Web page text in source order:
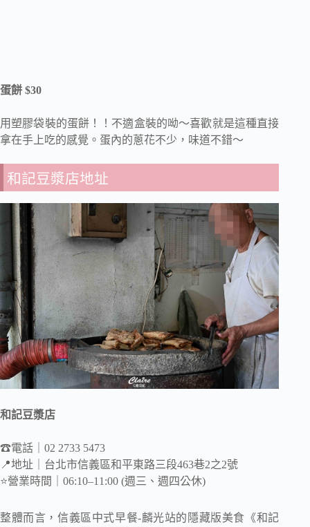
蛋餅 $30
用塑膠袋裝的蛋餅！！不適盒裝的呦～喜歡就是這種直接
拿在手上吃的感覺。蛋內的蔥花不少，味道不錯～
和記豆漿店地址
和記豆漿店
☎電話｜02 2733 5473
📍地址｜台北市信義區和平東路三段463巷2之2號
⭐️營業時間｜06:10–11:00 (週三、週四公休)
整體而言，信義區中式早餐-麟光站的隱藏版美食《和記